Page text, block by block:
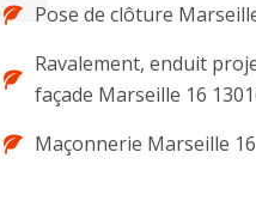
Pose de clôture
Ravalement, enduit
façade Marseille 16
Maçonnerie Marseille 16